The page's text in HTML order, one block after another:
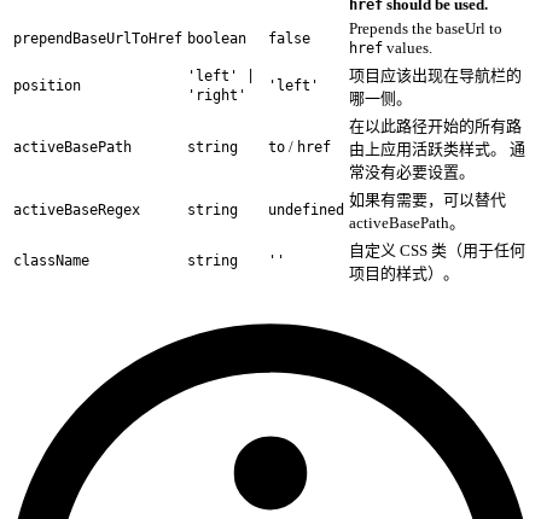
href should be used.
prependBaseUrlToHref boolean false
Prepends the baseUrl to
href values.
position
'left' |
'right'
'left'
项目应该出现在导航栏的
哪一侧。
activeBasePath string to / href
在以此路径开始的所有路
由上应用活跃类样式。 通
常没有必要设置。
activeBaseRegex string undefined
如果有需要，可以替代
activeBasePath。
className string ''
自定义 CSS 类（用于任何
项目的样式）。